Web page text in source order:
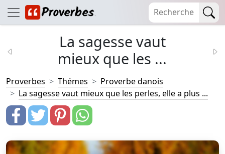
La sagesse vaut
mieux que les ...
Proverbes Thémes
Proverbe danois
La sagesse vaut mieux que les perles, elle a plus ...